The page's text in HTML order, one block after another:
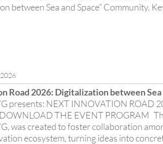
between Sea and Space” Community.
Road 2026: Digitalization between Sea
presents: NEXT INNOVATION ROAD
THE EVENT PROGRAM
was created to foster collaboration
ecosystem, turning ideas into